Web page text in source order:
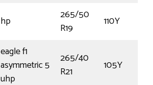
hp
265/50
R19
110Y
eagle f1
asymmetric 5
uhp
265/40
R21
105Y